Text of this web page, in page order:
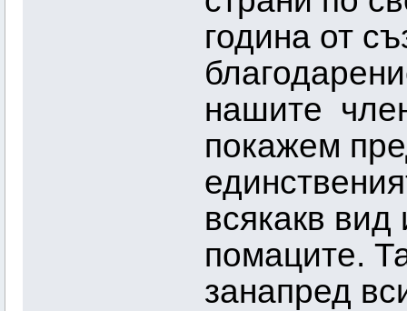
година от
нaшите
покажем
всякакв
помаците.
занапред